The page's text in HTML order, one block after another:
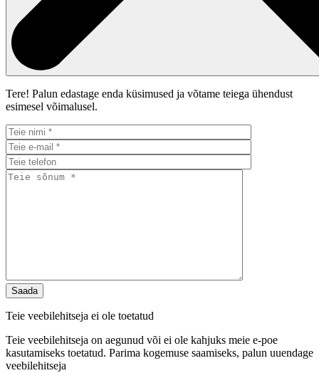
Tere! Palun edastage enda küsimused ja võtame teiega ühendust
esimesel võimalusel.
Teie veebilehitseja ei ole toetatud
Teie veebilehitseja on aegunud või ei ole kahjuks meie e-poe
kasutamiseks toetatud. Parima kogemuse saamiseks, palun uuendage
veebilehitseja